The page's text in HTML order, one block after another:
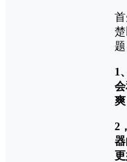
题
1
爽
2